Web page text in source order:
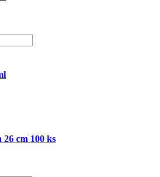
cm 100 ks